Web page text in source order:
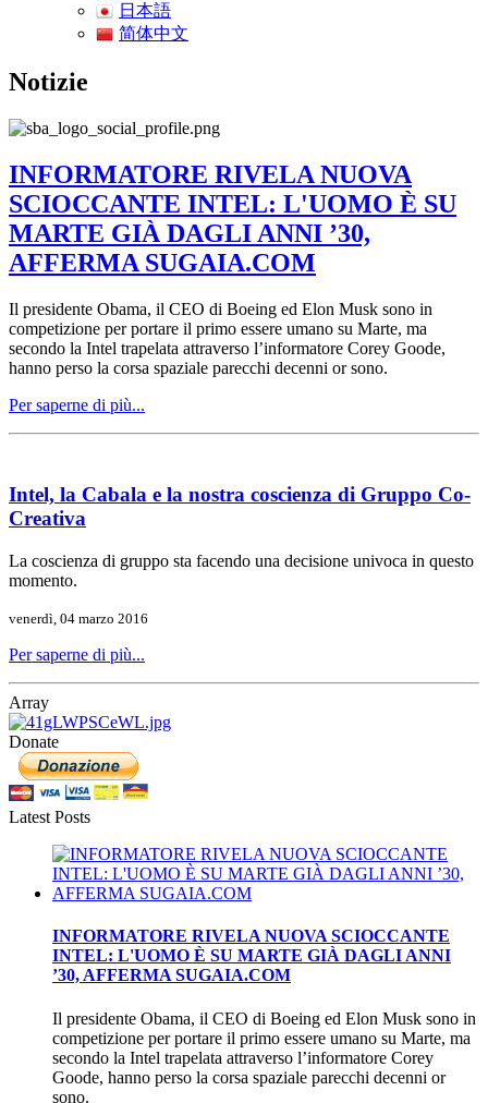
日本語
简体中文
Notizie
INFORMATORE RIVELA NUOVA
SCIOCCANTE INTEL: L'UOMO È SU
MARTE GIÀ DAGLI ANNI ’30,
AFFERMA SUGAIA.COM
Il presidente Obama, il CEO di Boeing ed Elon Musk sono in
competizione per portare il primo essere umano su Marte, ma
secondo la Intel trapelata attraverso l’informatore Corey Goode,
hanno perso la corsa spaziale parecchi decenni or sono.
Per saperne di più...
Intel, la Cabala e la nostra coscienza di Gruppo Co-
Creativa
La coscienza di gruppo sta facendo una decisione univoca in questo
momento.
venerdì, 04 marzo 2016
Per saperne di più...
Array
Donate
Latest Posts
INFORMATORE RIVELA NUOVA SCIOCCANTE
INTEL: L'UOMO È SU MARTE GIÀ DAGLI ANNI
’30, AFFERMA SUGAIA.COM
Il presidente Obama, il CEO di Boeing ed Elon Musk sono in
competizione per portare il primo essere umano su Marte, ma
secondo la Intel trapelata attraverso l’informatore Corey
Goode, hanno perso la corsa spaziale parecchi decenni or
sono.